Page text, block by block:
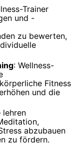
Trainer
und -
zu bewerten,
: Wellness-
Fitness
und die
lehren
abzubauen
zu fördern.